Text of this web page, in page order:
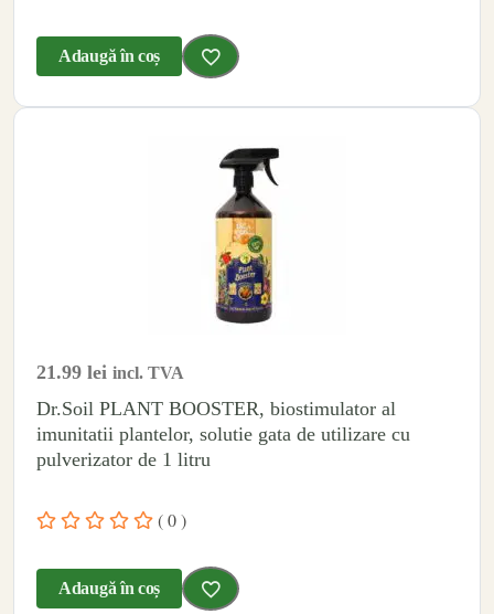
Adaugă în coș
21.99 lei incl. TVA
Dr.Soil PLANT BOOSTER, biostimulator al
imunitatii plantelor, solutie gata de utilizare cu
pulverizator de 1 litru
( 0 )
Adaugă în coș